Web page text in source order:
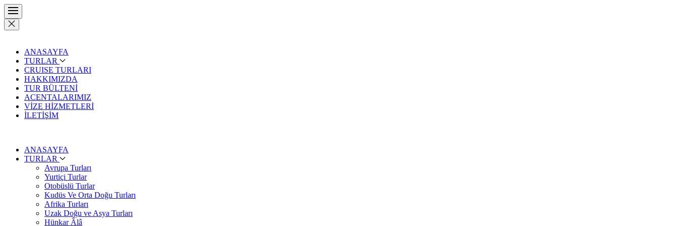
ANASAYFA
TURLAR
CRUISE TURLARI
HAKKIMIZDA
TUR BÜLTENİ
ACENTALARIMIZ
VİZE HİZMETLERİ
İLETİŞİM
ANASAYFA
TURLAR
Avrupa Turları
Yurtiçi Turlar
Otobüslü Turlar
Kudüs Ve Orta Doğu Turları
Afrika Turları
Uzak Doğu ve Asya Turları
Hünkar Âlâ